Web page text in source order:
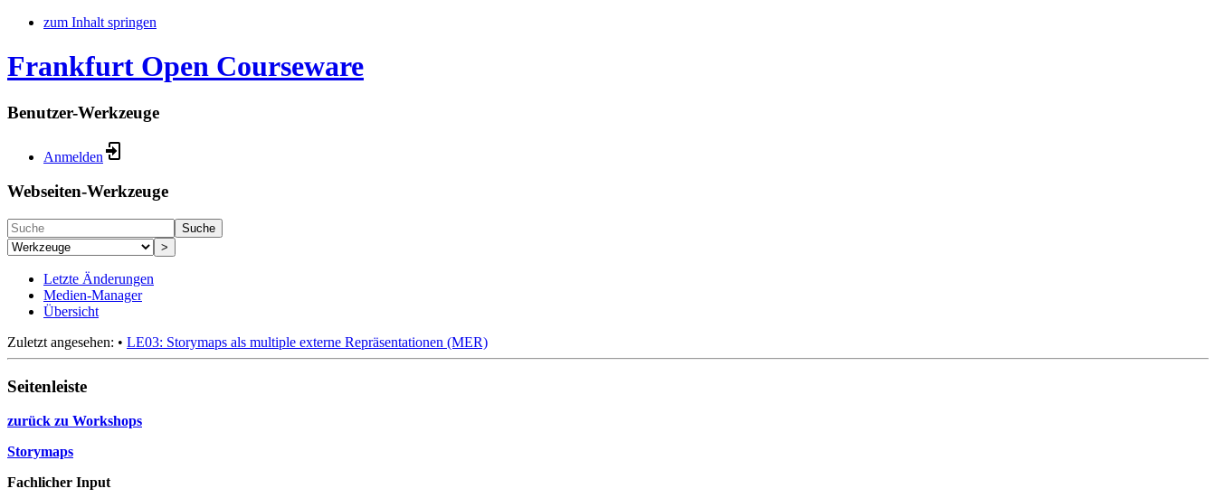
zum Inhalt springen
Frankfurt Open Courseware
Benutzer-Werkzeuge
Anmelden
Webseiten-Werkzeuge
Suche
>
Letzte Änderungen
Medien-Manager
Übersicht
Zuletzt angesehen: • LE03: Storymaps als multiple externe Repräsentationen (MER)
Seitenleiste
zurück zu Workshops
Storymaps
Fachlicher Input